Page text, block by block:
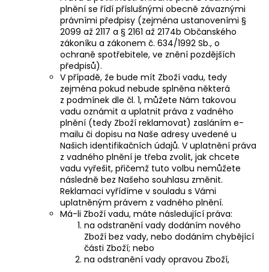
plnění se řídí příslušnými obecně závaznými
právními předpisy (zejména ustanoveními §
2099 až 2117 a § 2161 až 2174b Občanského
zákoníku a zákonem č. 634/1992 Sb., o
ochraně spotřebitele, ve znění pozdějších
předpisů).
V případě, že bude mít Zboží vadu, tedy
zejména pokud nebude splněna některá
z podmínek dle čl. 1, můžete Nám takovou
vadu oznámit a uplatnit práva z vadného
plnění (tedy Zboží reklamovat) zasláním e-
mailu či dopisu na Naše adresy uvedené u
Našich identifikačních údajů. V uplatnění práva
z vadného plnění je třeba zvolit, jak chcete
vadu vyřešit, přičemž tuto volbu nemůžete
následně bez Našeho souhlasu změnit.
Reklamaci vyřídíme v souladu s Vámi
uplatněným právem z vadného plnění.
Má-li Zboží vadu, máte následující práva:
na odstranění vady dodáním nového
Zboží bez vady, nebo dodáním chybějící
části Zboží; nebo
na odstranění vady opravou Zboží,